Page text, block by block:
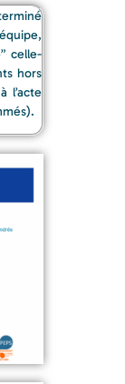
celle-
hors
l’acte